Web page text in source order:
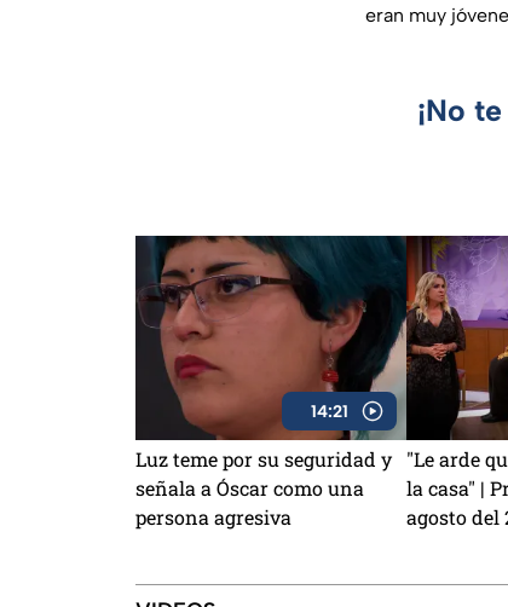
eran muy
¡No
14:21
Luz teme por su seguridad y
señala a Óscar como una
persona agresiva
"Le arde
la casa" |
agosto del